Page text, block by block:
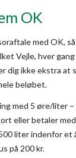
OK
med OK,
Vejle, hver
dig ikke ekstra at
beløbet.
med 5 øre/liter –
eller betaler
liter indenfor et
på 200 kr.